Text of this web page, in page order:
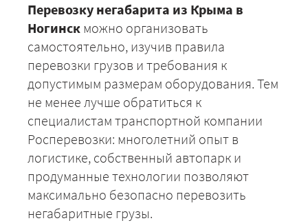
Перевозку негабарита из Крыма в
Ногинск можно организовать
самостоятельно, изучив правила
перевозки грузов и требования к
допустимым размерам оборудования. Тем
не менее лучше обратиться к
специалистам транспортной компании
Росперевозки: многолетний опыт в
логистике, собственный автопарк и
продуманные технологии позволяют
максимально безопасно перевозить
негабаритные грузы.